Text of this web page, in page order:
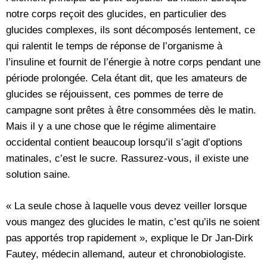
notre corps reçoit des glucides, en particulier des
glucides complexes, ils sont décomposés lentement, ce
qui ralentit le temps de réponse de l’organisme à
l’insuline et fournit de l’énergie à notre corps pendant une
période prolongée. Cela étant dit, que les amateurs de
glucides se réjouissent, ces pommes de terre de
campagne sont prêtes à être consommées dès le matin.
Mais il y a une chose que le régime alimentaire
occidental contient beaucoup lorsqu’il s’agit d’options
matinales, c’est le sucre. Rassurez-vous, il existe une
solution saine.
« La seule chose à laquelle vous devez veiller lorsque
vous mangez des glucides le matin, c’est qu’ils ne soient
pas apportés trop rapidement », explique le Dr Jan-Dirk
Fautey, médecin allemand, auteur et chronobiologiste.